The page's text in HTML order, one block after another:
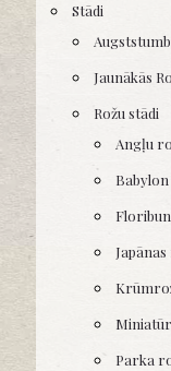
Stādi
Jaunākās
Rožu stādi
Angļu
Parka